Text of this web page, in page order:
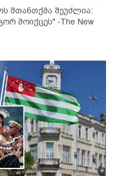
შთანთქმა შეუძლია:
-The New